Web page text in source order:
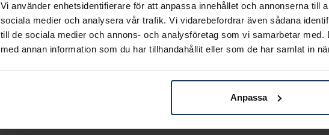
Vi använder enhetsidentifierare för att anpassa innehållet och annonserna till
sociala medier och analysera vår trafik. Vi vidarebefordrar även sådana
till de sociala medier och annons- och analysföretag som vi samarbetar
med annan information som du har tillhandahållit eller som de har samlat in
Anpassa
Matchande produkter och andra